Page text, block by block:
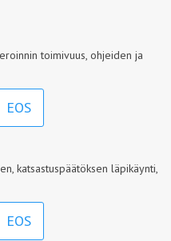
toimivuus, ohjeiden ja
EOS
katsastuspäätöksen läpikäynti,
EOS